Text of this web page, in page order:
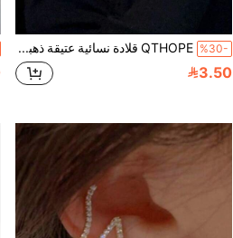
%30- QTHOPE قلادة نسائية عتيقة ذهبية بوردة عباد الشمس وحجر عين النمر، قطعة واحدة، بتصميم فريد وسلسلة بخيوط مطوية، إكسسوار سلسلة الترقوة لفصلي الخريف والشتاء للحفلات والمناسبات
3.50